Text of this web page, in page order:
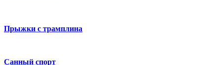
Прыжки с трамплина
Санный спорт